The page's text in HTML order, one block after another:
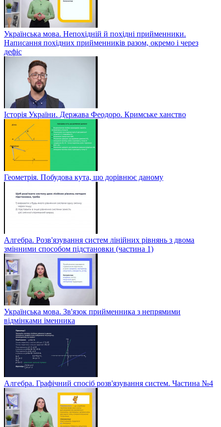
Українська мова. Непохідній й похідні прийменники.
Написання похідних прийменників разом, окремо і через
дефіс
Історія України. Держава Феодоро. Кримське ханство
Геометрія. Побудова кута, що дорівнює даному
Алгебра. Розв'язування систем лінійних рівнянь з двома
змінними способом підстановки (частина 1)
Українська мова. Зв'язок прийменника з непрямими
відмінками іменника
Алгебра. Графічний спосіб розв'язування систем. Частина №4